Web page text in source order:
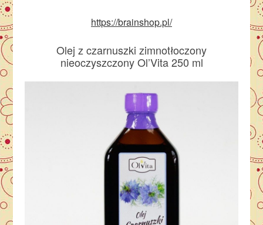
https://brainshop.pl/
Olej z czarnuszki zimnotłoczony
nieoczyszczony Ol’Vita 250 ml